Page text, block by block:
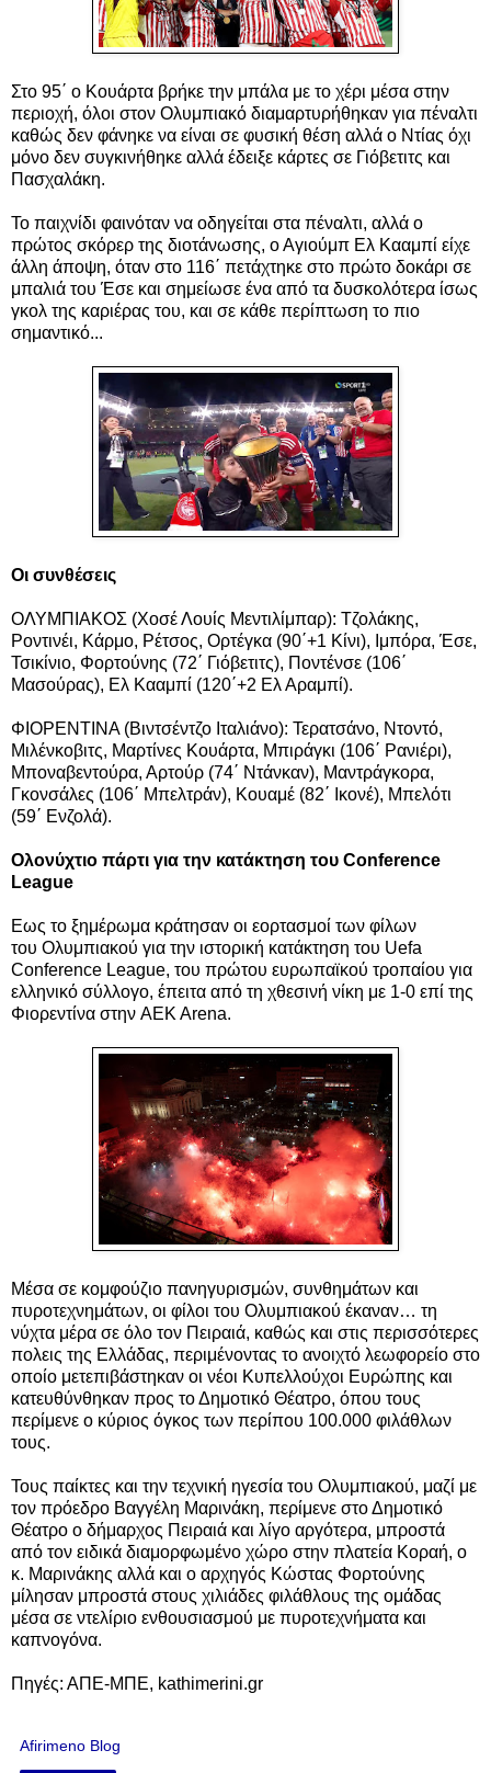
Στο 95΄ ο Κουάρτα βρήκε την μπάλα με το χέρι μέσα στην
περιοχή, όλοι στον Ολυμπιακό διαμαρτυρήθηκαν για πέναλτι
καθώς δεν φάνηκε να είναι σε φυσική θέση αλλά ο Ντίας όχι
μόνο δεν συγκινήθηκε αλλά έδειξε κάρτες σε Γιόβετιτς και
Πασχαλάκη.
Το παιχνίδι φαινόταν να οδηγείται στα πέναλτι, αλλά ο
πρώτος σκόρερ της διοτάνωσης, ο Αγιούμπ Ελ Κααμπί είχε
άλλη άποψη, όταν στο 116΄ πετάχτηκε στο πρώτο δοκάρι σε
μπαλιά του Έσε και σημείωσε ένα από τα δυσκολότερα ίσως
γκολ της καριέρας του, και σε κάθε περίπτωση το πιο
σημαντικό...
Οι συνθέσεις
ΟΛΥΜΠΙΑΚΟΣ (Χοσέ Λουίς Μεντιλίμπαρ): Τζολάκης,
Ροντινέι, Κάρμο, Ρέτσος, Ορτέγκα (90΄+1 Κίνι), Ιμπόρα, Έσε,
Τσικίνιο, Φορτούνης (72΄ Γιόβετιτς), Ποντένσε (106΄
Μασούρας), Ελ Κααμπί (120΄+2 Ελ Αραμπί).
ΦΙΟΡΕΝΤΙΝΑ (Βιντσέντζο Ιταλιάνο): Τερατσάνο, Ντοντό,
Μιλένκοβιτς, Μαρτίνες Κουάρτα, Μπιράγκι (106΄ Ρανιέρι),
Μποναβεντούρα, Αρτούρ (74΄ Ντάνκαν), Μαντράγκορα,
Γκονσάλες (106΄ Μπελτράν), Κουαμέ (82΄ Ικονέ), Μπελότι
(59΄ Ενζολά).
Ολονύχτιο πάρτι για την κατάκτηση του Conference
League
Εως το ξημέρωμα κράτησαν οι εορτασμοί των φίλων
του Ολυμπιακού για την ιστορική κατάκτηση του Uefa
Conference League, του πρώτου ευρωπαϊκού τροπαίου για
ελληνικό σύλλογο, έπειτα από τη χθεσινή νίκη με 1-0 επί της
Φιορεντίνα στην AEK Arena.
Μέσα σε κομφούζιο πανηγυρισμών, συνθημάτων και
πυροτεχνημάτων, οι φίλοι του Ολυμπιακού έκαναν… τη
νύχτα μέρα σε όλο τον Πειραιά, καθώς και στις περισσότερες
πολεις της Ελλάδας, περιμένοντας το ανοιχτό λεωφορείο στο
οποίο μετεπιβάστηκαν οι νέοι Κυπελλούχοι Ευρώπης και
κατευθύνθηκαν προς το Δημοτικό Θέατρο, όπου τους
περίμενε ο κύριος όγκος των περίπου 100.000 φιλάθλων
τους.
Τους παίκτες και την τεχνική ηγεσία του Ολυμπιακού, μαζί με
τον πρόεδρο Βαγγέλη Μαρινάκη, περίμενε στο Δημοτικό
Θέατρο ο δήμαρχος Πειραιά και λίγο αργότερα, μπροστά
από τον ειδικά διαμορφωμένο χώρο στην πλατεία Κοραή, ο
κ. Μαρινάκης αλλά και ο αρχηγός Κώστας Φορτούνης
μίλησαν μπροστά στους χιλιάδες φιλάθλους της ομάδας
μέσα σε ντελίριο ενθουσιασμού με πυροτεχνήματα και
καπνογόνα.
Πηγές: ΑΠΕ-ΜΠΕ, kathimerini.gr
Afirimeno Blog